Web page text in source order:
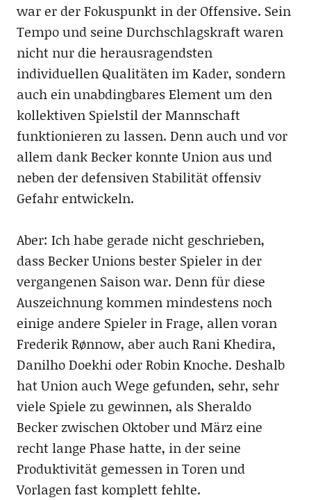
war er der Fokuspunkt in der Offensive. Sein
Tempo und seine Durchschlagskraft waren
nicht nur die herausragendsten
individuellen Qualitäten im Kader, sondern
auch ein unabdingbares Element um den
kollektiven Spielstil der Mannschaft
funktionieren zu lassen. Denn auch und vor
allem dank Becker konnte Union aus und
neben der defensiven Stabilität offensiv
Gefahr entwickeln.
Aber: Ich habe gerade nicht geschrieben,
dass Becker Unions bester Spieler in der
vergangenen Saison war. Denn für diese
Auszeichnung kommen mindestens noch
einige andere Spieler in Frage, allen voran
Frederik Rønnow, aber auch Rani Khedira,
Danilho Doekhi oder Robin Knoche. Deshalb
hat Union auch Wege gefunden, sehr, sehr
viele Spiele zu gewinnen, als Sheraldo
Becker zwischen Oktober und März eine
recht lange Phase hatte, in der seine
Produktivität gemessen in Toren und
Vorlagen fast komplett fehlte.